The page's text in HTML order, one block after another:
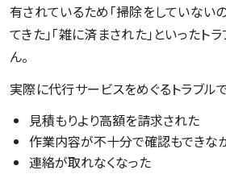
有されているため「掃除をしていな
てきた」「雑に済まされた」といったト
ん。
実際に代行サービスをめぐるトラブル
見積もりより高額を請求された
作業内容が不十分で確認もできな
連絡が取れなくなった